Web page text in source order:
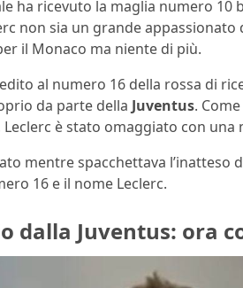
ha ricevuto la maglia numero 10
non sia un grande appassionato
il Monaco ma niente di più.
al numero 16 della rossa di
da parte della Juventus.
è stato omaggiato con una
mentre spacchettava l’inatteso
16 e il nome Leclerc.
dalla Juventus: ora